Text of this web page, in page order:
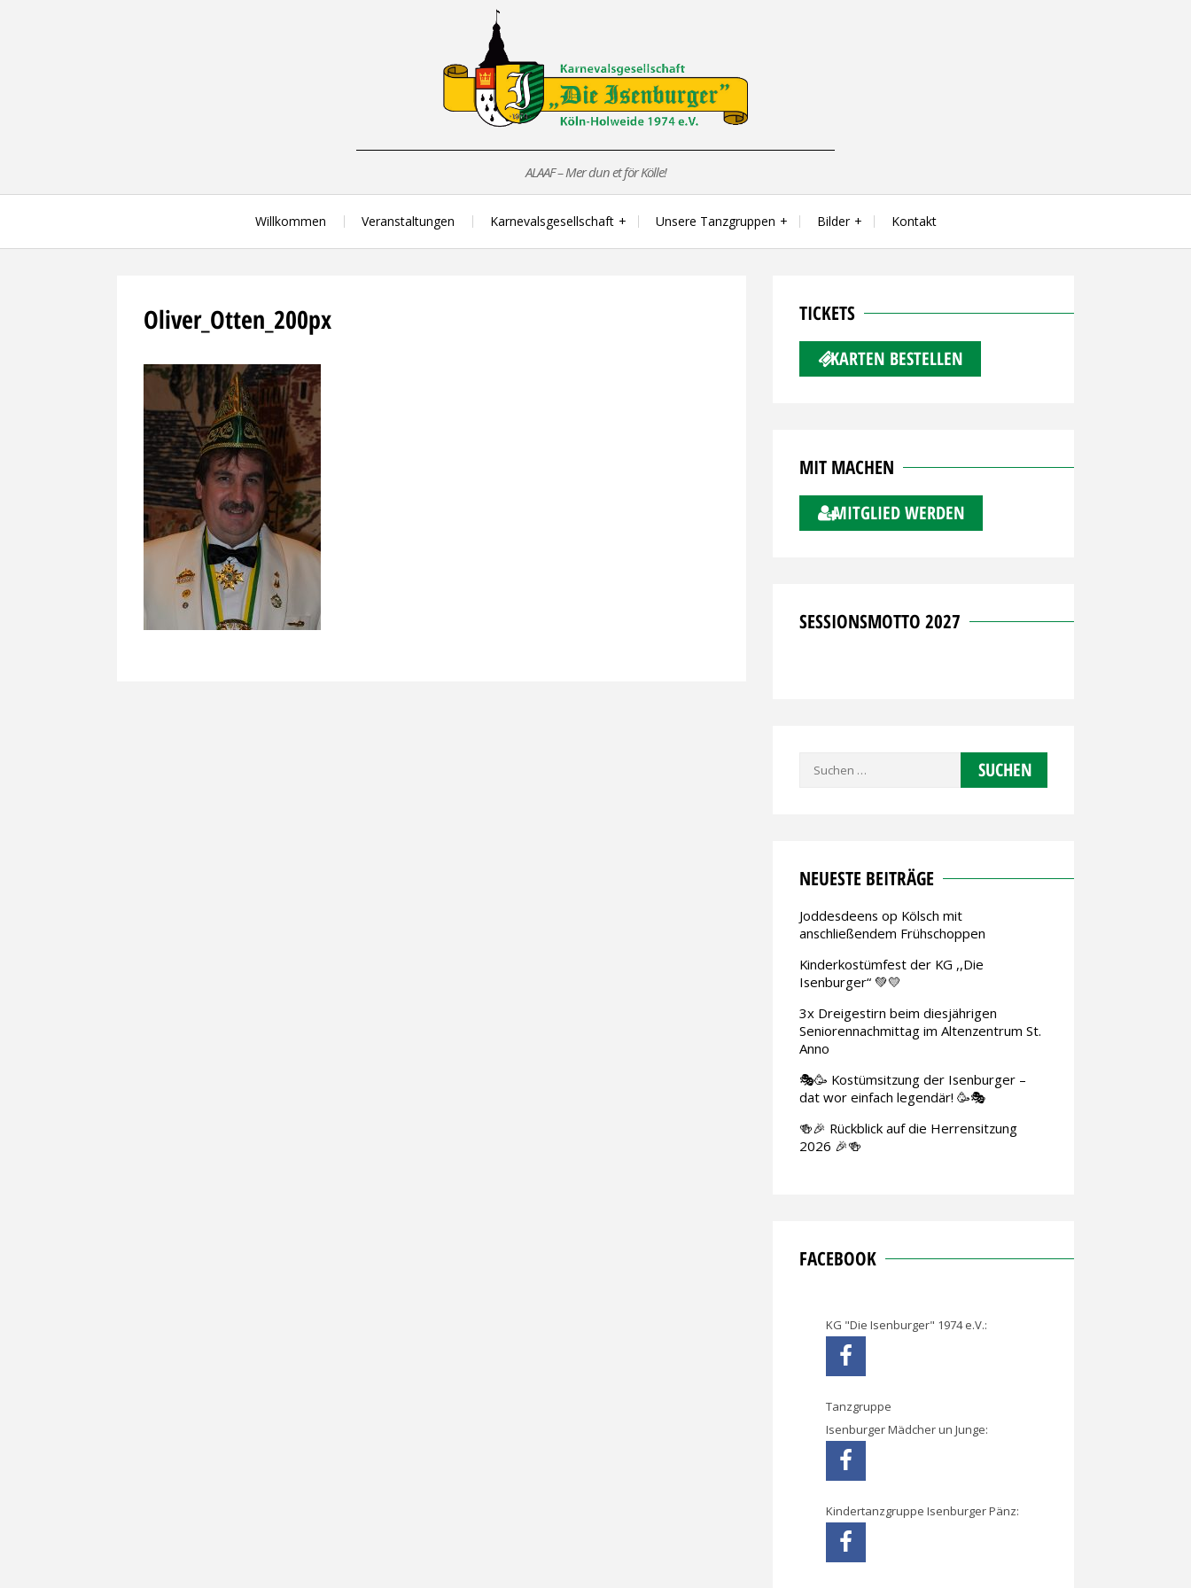
ALAAF – Mer dun et för Kölle!
Willkommen Veranstaltungen Karnevalsgesellschaft Unsere Tanzgruppen Bilder Kontakt
Oliver_Otten_200px TICKETS
KARTEN BESTELLEN
MIT MACHEN
MITGLIED WERDEN
SESSIONSMOTTO 2027
Suchen
NEUESTE BEITRÄGE
Joddesdeens op Kölsch mit
anschließendem Frühschoppen
Kinderkostümfest der KG ,,Die
Isenburger“ 💚💛
3x Dreigestirn beim diesjährigen
Seniorennachmittag im Altenzentrum St.
Anno
🎭🥳 Kostümsitzung der Isenburger –
dat wor einfach legendär! 🥳🎭
🍻🎉 Rückblick auf die Herrensitzung
2026 🎉🍻
FACEBOOK
KG "Die Isenburger" 1974 e.V.:
Tanzgruppe
Isenburger Mädcher un Junge:
Kindertanzgruppe Isenburger Pänz: